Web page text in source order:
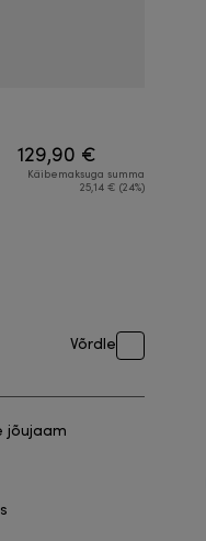
129,90 €
Käibemaksuga summa
25,14 € (24%)
Võrdle
jõujaam